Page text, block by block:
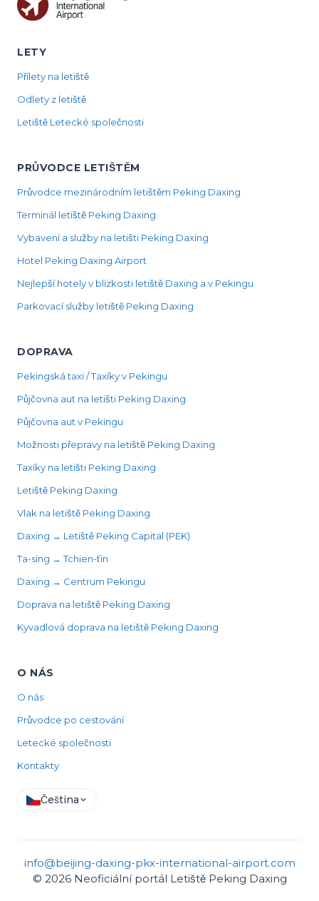
LETY
Přílety na letiště
Odlety z letiště
Letiště Letecké společnosti
PRŮVODCE LETIŠTĚM
Průvodce mezinárodním letištěm Peking Daxing
Terminál letiště Peking Daxing
Vybavení a služby na letišti Peking Daxing
Hotel Peking Daxing Airport
Nejlepší hotely v blízkosti letiště Daxing a v Pekingu
Parkovací služby letiště Peking Daxing
DOPRAVA
Pekingská taxi / Taxíky v Pekingu
Půjčovna aut na letišti Peking Daxing
Půjčovna aut v Pekingu
Možnosti přepravy na letiště Peking Daxing
Taxíky na letišti Peking Daxing
Letiště Peking Daxing
Vlak na letiště Peking Daxing
Daxing → Letiště Peking Capital (PEK)
Ta-sing → Tchien-ťin
Daxing → Centrum Pekingu
Doprava na letiště Peking Daxing
Kyvadlová doprava na letiště Peking Daxing
O NÁS
O nás
Průvodce po cestování
Letecké společnosti
Kontakty
Čeština
info@beijing-daxing-pkx-international-airport.com
© 2026 Neoficiální portál Letiště Peking Daxing